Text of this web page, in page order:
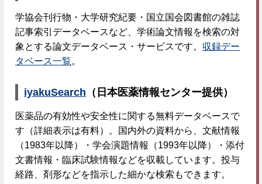
学協会刊行物・大学研究紀要・国立国会図書館の雑誌
記事索引データベースなど、学術論文情報を検索の対
象とする論文データベース・サービスです。 収録デー
タベース一覧。
iyakuSearch （日本医薬情報センター提供）
医薬品の有効性や安全性に関する無料データベースで
す（詳細表示は有料）。国内外の資料から、文献情報
（1983年以降）・学会演題情報（1993年以降）・添付
文書情報・臨床試験情報などを収載しています。投与
経路、剤形などを指示した細かな検索もできます。